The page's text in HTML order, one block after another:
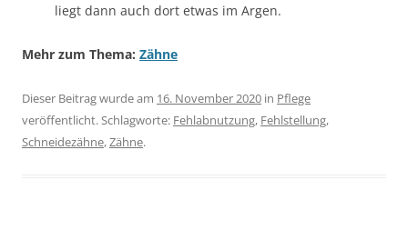
liegt dann auch dort etwas im Argen.
Mehr zum Thema: Zähne
Dieser Beitrag wurde am 16. November 2020 in Pflege
veröffentlicht. Schlagworte: Fehlabnutzung, Fehlstellung,
Schneidezähne,Zähne.